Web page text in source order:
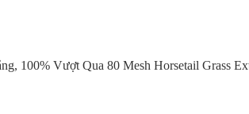
, 100% Vượt Qua 80 Mesh Horsetail Grass